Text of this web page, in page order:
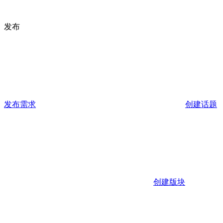
发布
发布需求 创建话题
创建版块